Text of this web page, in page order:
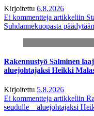
Kirjoitettu 6.8.2026
Ei kommentteja artikkeliin
Suhdannekuopasta
Rakennustyö Salminen
aluejohtajaksi Heikki
Kirjoitettu 5.8.2026
Ei kommentteja artikkeliin
seudulle – aluejohtajaksi